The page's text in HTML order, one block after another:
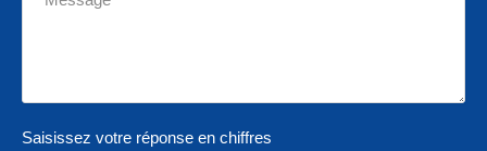
Saisissez votre réponse en chiffres